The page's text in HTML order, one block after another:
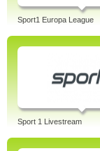
Sport1 Europa League
Sport 1 Livestream